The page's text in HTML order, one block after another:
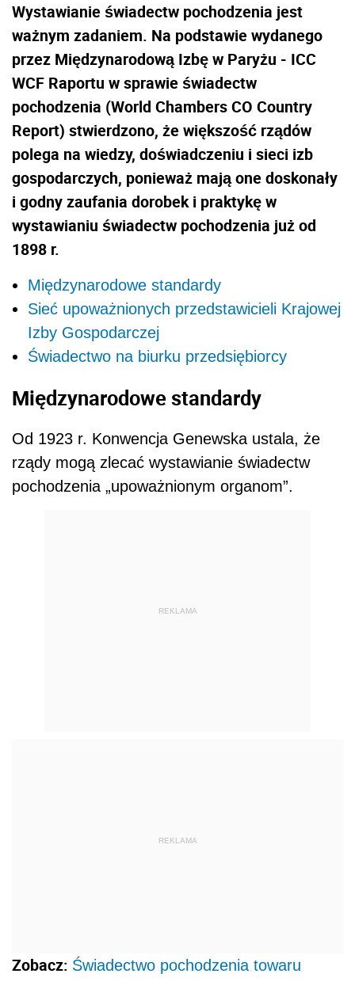
Wystawianie świadectw pochodzenia jest
ważnym zadaniem. Na podstawie wydanego
przez Międzynarodową Izbę w Paryżu - ICC
WCF Raportu w sprawie świadectw
pochodzenia (World Chambers CO Country
Report) stwierdzono, że większość rządów
polega na wiedzy, doświadczeniu i sieci izb
gospodarczych, ponieważ mają one doskonały
i godny zaufania dorobek i praktykę w
wystawianiu świadectw pochodzenia już od
1898 r.
Międzynarodowe standardy
Sieć upoważnionych przedstawicieli Krajowej
Izby Gospodarczej
Świadectwo na biurku przedsiębiorcy
Międzynarodowe standardy
Od 1923 r. Konwencja Genewska ustala, że
rządy mogą zlecać wystawianie świadectw
pochodzenia „upoważnionym organom”.
REKLAMA
REKLAMA
Zobacz: Świadectwo pochodzenia towaru